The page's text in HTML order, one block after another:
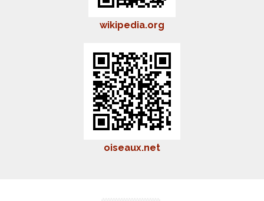
wikipedia.org
oiseaux.net